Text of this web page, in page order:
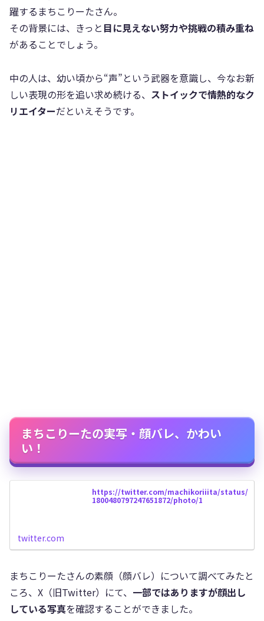
躍するまちこりーたさん。
その背景には、きっと 目に見えない努力や挑戦の積み重ね
があることでしょう。
中の人は、幼い頃から“声”という武器を意識し、今なお新
しい表現の形を追い求め続ける、 ストイックで情熱的なク
リエイターだといえそうです。
まちこりーたの実写・顔バレ、かわい
い！
https://twitter.com/machikoriiita/status/
1800480797247651872/photo/1
twitter.com
まちこりーたさんの素顔（顔バレ）について調べてみたと
ころ、X（旧Twitter）にて、 一部ではありますが顔出し
している写真を確認することができました。